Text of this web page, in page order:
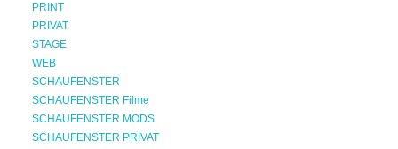
PRINT
PRIVAT
STAGE
WEB
SCHAUFENSTER
SCHAUFENSTER Filme
SCHAUFENSTER MODS
SCHAUFENSTER PRIVAT